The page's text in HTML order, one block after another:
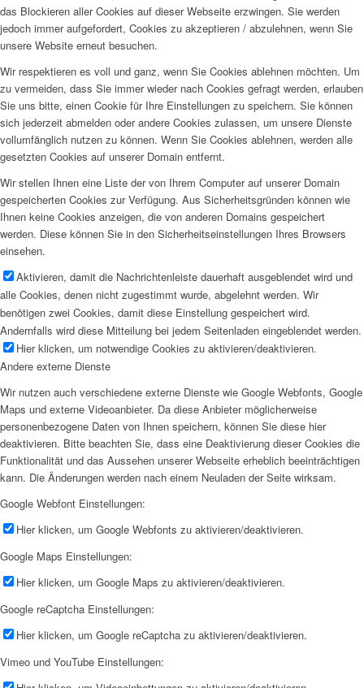
das Blockieren aller Cookies auf dieser Webseite erzwingen. Sie werden
jedoch immer aufgefordert, Cookies zu akzeptieren / abzulehnen, wenn Sie
unsere Website erneut besuchen.
Wir respektieren es voll und ganz, wenn Sie Cookies ablehnen möchten. Um
zu vermeiden, dass Sie immer wieder nach Cookies gefragt werden, erlauben
Sie uns bitte, einen Cookie für Ihre Einstellungen zu speichern. Sie können
sich jederzeit abmelden oder andere Cookies zulassen, um unsere Dienste
vollumfänglich nutzen zu können. Wenn Sie Cookies ablehnen, werden alle
gesetzten Cookies auf unserer Domain entfernt.
Wir stellen Ihnen eine Liste der von Ihrem Computer auf unserer Domain
gespeicherten Cookies zur Verfügung. Aus Sicherheitsgründen können wie
Ihnen keine Cookies anzeigen, die von anderen Domains gespeichert
werden. Diese können Sie in den Sicherheitseinstellungen Ihres Browsers
einsehen.
Aktivieren, damit die Nachrichtenleiste dauerhaft ausgeblendet wird und
alle Cookies, denen nicht zugestimmt wurde, abgelehnt werden. Wir
benötigen zwei Cookies, damit diese Einstellung gespeichert wird.
Andernfalls wird diese Mitteilung bei jedem Seitenladen eingeblendet werden.
Hier klicken, um notwendige Cookies zu aktivieren/deaktivieren.
Andere externe Dienste
Wir nutzen auch verschiedene externe Dienste wie Google Webfonts, Google
Maps und externe Videoanbieter. Da diese Anbieter möglicherweise
personenbezogene Daten von Ihnen speichern, können Sie diese hier
deaktivieren. Bitte beachten Sie, dass eine Deaktivierung dieser Cookies die
Funktionalität und das Aussehen unserer Webseite erheblich beeinträchtigen
kann. Die Änderungen werden nach einem Neuladen der Seite wirksam.
Google Webfont Einstellungen:
Hier klicken, um Google Webfonts zu aktivieren/deaktivieren.
Google Maps Einstellungen:
Hier klicken, um Google Maps zu aktivieren/deaktivieren.
Google reCaptcha Einstellungen:
Hier klicken, um Google reCaptcha zu aktivieren/deaktivieren.
Vimeo und YouTube Einstellungen: